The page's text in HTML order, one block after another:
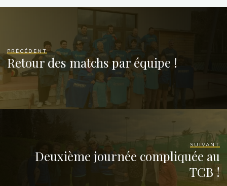
PRÉCÉDENT
Retour des matchs par équipe !
SUIVANT
Deuxième journée compliquée au
TCB !